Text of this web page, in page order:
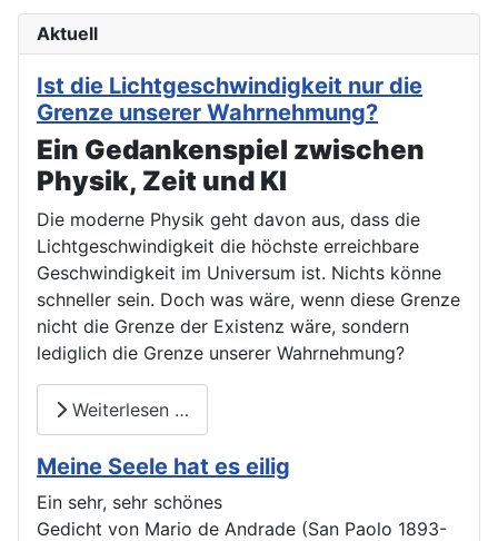
Aktuell
Ist die Lichtgeschwindigkeit nur die
Grenze unserer Wahrnehmung?
Ein Gedankenspiel zwischen
Physik, Zeit und KI
Die moderne Physik geht davon aus, dass die
Lichtgeschwindigkeit die höchste erreichbare
Geschwindigkeit im Universum ist. Nichts könne
schneller sein. Doch was wäre, wenn diese Grenze
nicht die Grenze der Existenz wäre, sondern
lediglich die Grenze unserer Wahrnehmung?
Weiterlesen …
Meine Seele hat es eilig
Ein sehr, sehr schönes
Gedicht von Mario de Andrade (San Paolo 1893-